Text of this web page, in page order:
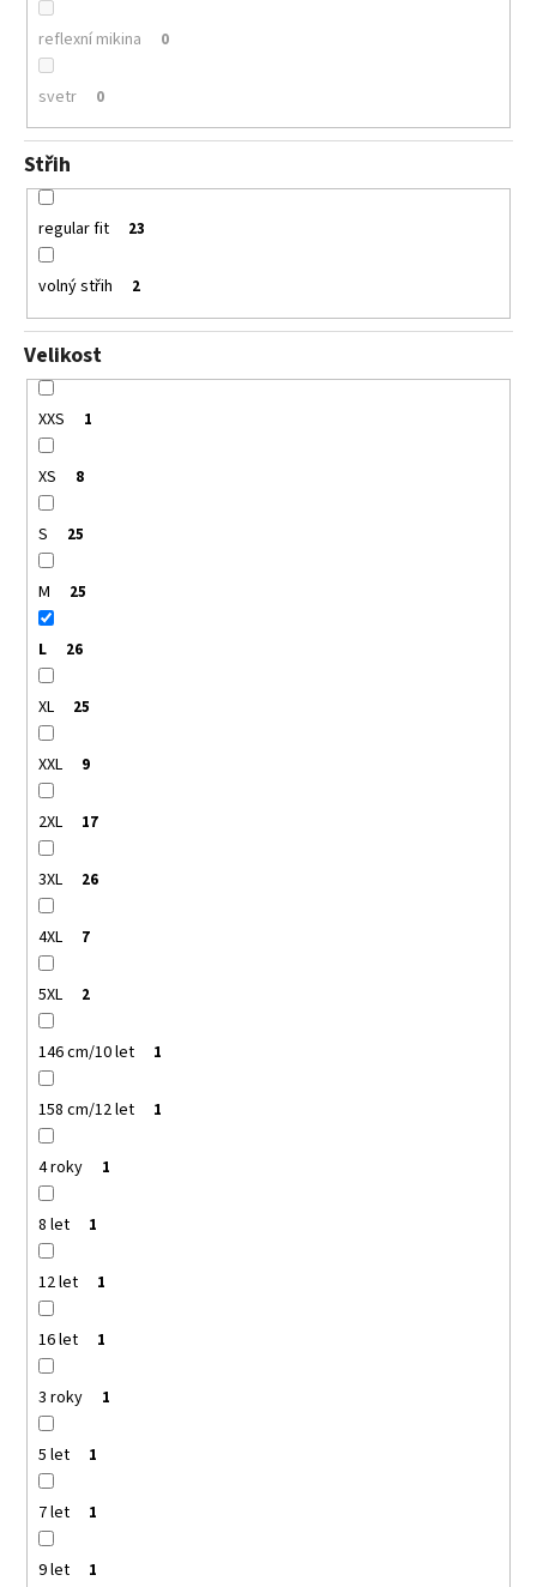
reflexní mikina 0
svetr 0
Střih
regular fit 23
volný střih 2
Velikost
XXS 1
XS 8
S 25
M 25
L 26
XL 25
XXL 9
2XL 17
3XL 26
4XL 7
5XL 2
146 cm/10 let 1
158 cm/12 let 1
4 roky 1
8 let 1
12 let 1
16 let 1
3 roky 1
5 let 1
7 let 1
9 let 1